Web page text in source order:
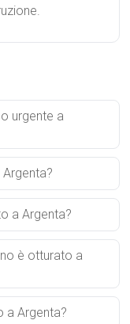
urgente a
a Argenta?
è otturato a
a Argenta?